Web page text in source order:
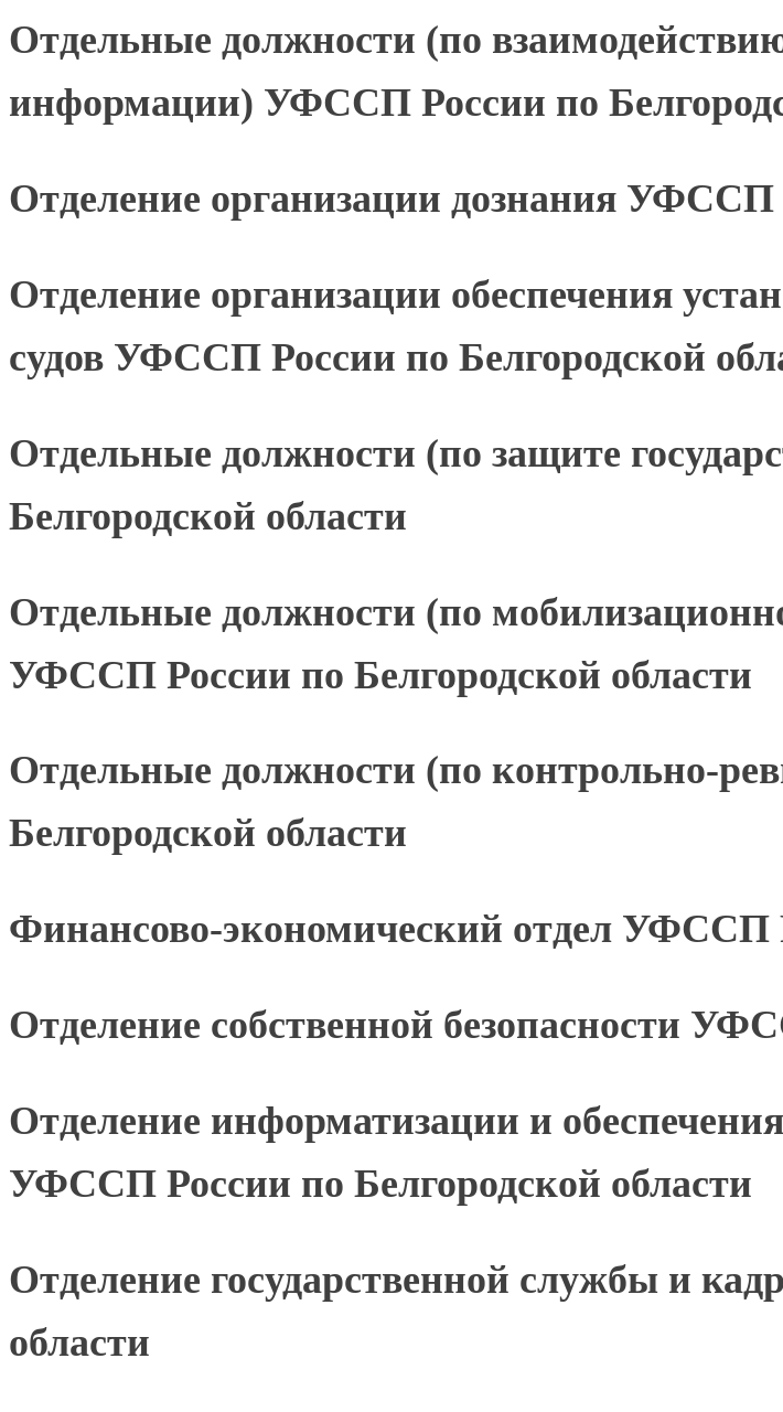
Отдельные должности (по
информации) УФССП России по
Отделение организации дознания УФССП
Отделение организации обеспечения
судов УФССП России по Белгородской
Отдельные должности (по защите
Белгородской области
Отдельные должности (по
УФССП России по Белгородской области
Отдельные должности (по контрольно-
Белгородской области
Финансово-экономический отдел УФССП
Отделение собственной безопасности
Отделение информатизации и
УФССП России по Белгородской области
Отделение государственной службы и
области